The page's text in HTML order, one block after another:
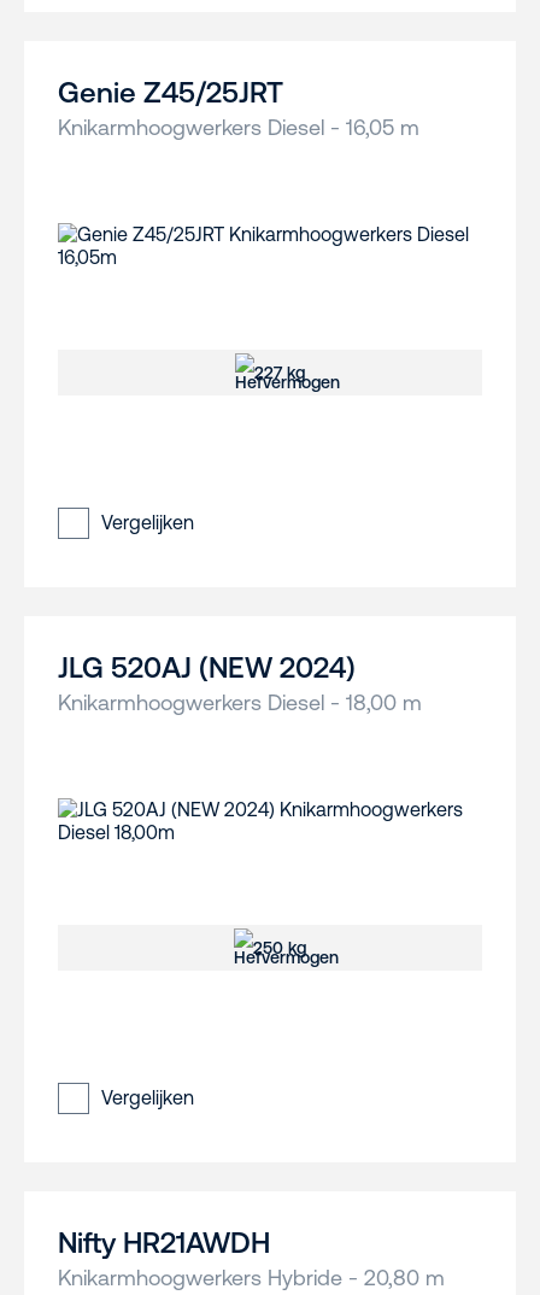
Genie Z45/25JRT
Knikarmhoogwerkers Diesel - 16,05 m
227 kg
Vergelijken
JLG 520AJ (NEW 2024)
Knikarmhoogwerkers Diesel - 18,00 m
250 kg
Vergelijken
Nifty HR21AWDH
Knikarmhoogwerkers Hybride - 20,80 m